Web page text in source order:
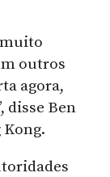
outros
agora,
disse Ben